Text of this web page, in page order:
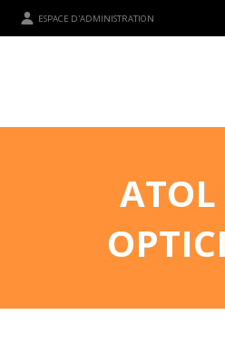
ESPACE D'ADMINISTRATION
ATOL